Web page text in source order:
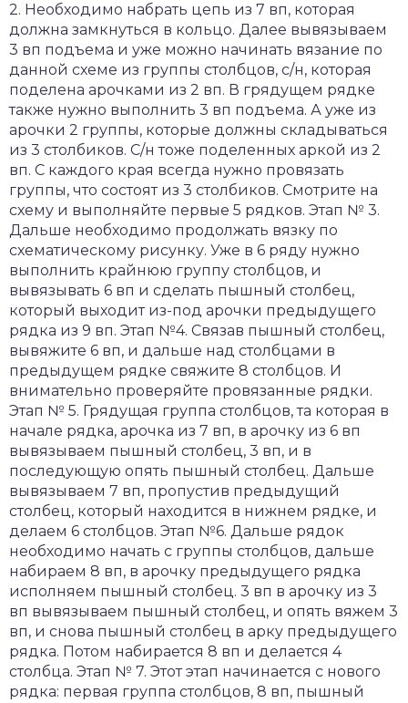
2. Необходимо набрать цепь из 7 вп, которая
должна замкнуться в кольцо. Далее вывязываем
3 вп подъема и уже можно начинать вязание по
данной схеме из группы столбцов, с/н, которая
поделена арочками из 2 вп. В грядущем рядке
также нужно выполнить 3 вп подъема. А уже из
арочки 2 группы, которые должны складываться
из 3 столбиков. С/н тоже поделенных аркой из 2
вп. С каждого края всегда нужно провязать
группы, что состоят из 3 столбиков. Смотрите на
схему и выполняйте первые 5 рядков. Этап № 3.
Дальше необходимо продолжать вязку по
схематическому рисунку. Уже в 6 ряду нужно
выполнить крайнюю группу столбцов, и
вывязывать 6 вп и сделать пышный столбец,
который выходит из-под арочки предыдущего
рядка из 9 вп. Этап №4. Связав пышный столбец,
вывяжите 6 вп, и дальше над столбцами в
предыдущем рядке свяжите 8 столбцов. И
внимательно проверяйте провязанные рядки.
Этап № 5. Грядущая группа столбцов, та которая в
начале рядка, арочка из 7 вп, в арочку из 6 вп
вывязываем пышный столбец, 3 вп, и в
последующую опять пышный столбец. Дальше
вывязываем 7 вп, пропустив предыдущий
столбец, который находится в нижнем рядке, и
делаем 6 столбцов. Этап №6. Дальше рядок
необходимо начать с группы столбцов, дальше
набираем 8 вп, в арочку предыдущего рядка
исполняем пышный столбец. 3 вп в арочку из 3
вп вывязываем пышный столбец, и опять вяжем 3
вп, и снова пышный столбец в арку предыдущего
рядка. Потом набирается 8 вп и делается 4
столбца. Этап № 7. Этот этап начинается с нового
рядка: первая группа столбцов, 8 вп, пышный